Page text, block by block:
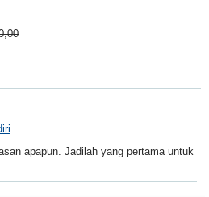
apapun. Jadilah yang pertama untuk